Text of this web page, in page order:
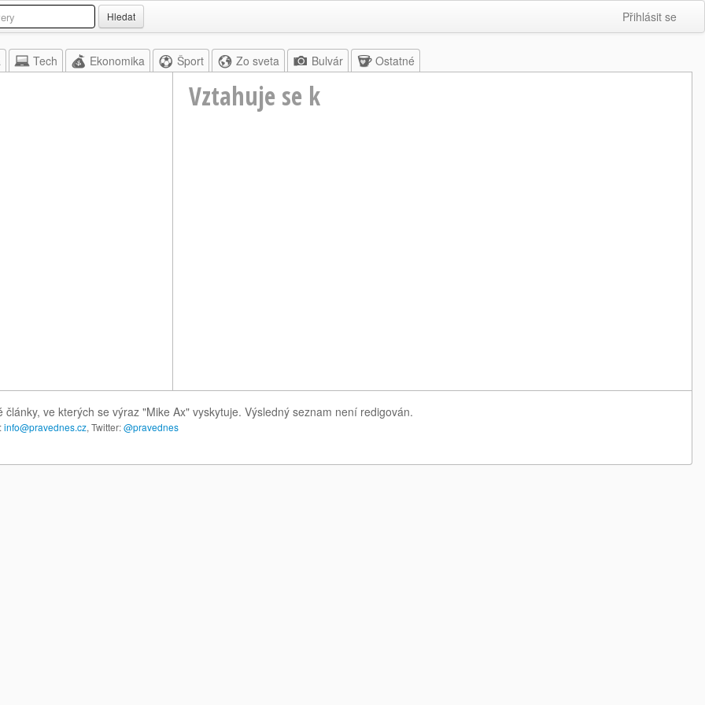
Hledat Přihlásit se
Tech Ekonomika Šport Zo sveta Bulvár Ostatné
Vztahuje se k
ve kterých se výraz "Mike Ax" vyskytuje. Výsledný seznam není redigován.
info@pravednes.cz, Twitter:@pravednes